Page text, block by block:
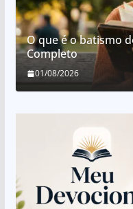
O que é o batismo
Completo
01/08/2026